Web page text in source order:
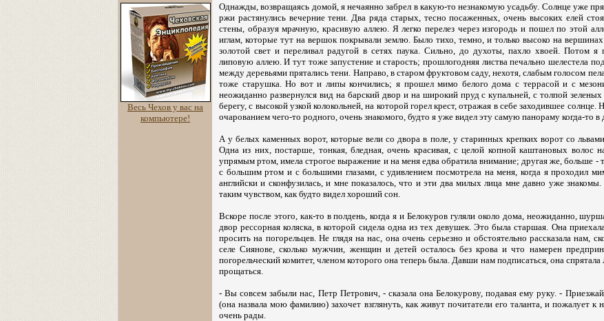
Весь Чехов у вас на
компьютере!
Однажды, возвращаясь домой, я нечаянно забрел в какую-то незнакомую усадьбу. Солнце уже
ржи растянулись вечерние тени. Два ряда старых, тесно посаженных, очень высоких елей
стены, образуя мрачную, красивую аллею. Я легко перелез через изгородь и пошел по этой
иглам, которые тут на вершок покрывали землю. Было тихо, темно, и только высоко на
золотой свет и переливал радугой в сетях паука. Сильно, до духоты, пахло хвоей. Потом я
липовую аллею. И тут тоже запустение и старость; прошлогодняя листва печально шелестела
между деревьями прятались тени. Направо, в старом фруктовом саду, нехотя, слабым голосом
тоже старушка. Но вот и липы кончились; я прошел мимо белого дома с террасой и с
неожиданно развернулся вид на барский двор и на широкий пруд с купальней, с толпой
берегу, с высокой узкой колокольней, на которой горел крест, отражая в себе заходившее солнце.
очарованием чего-то родного, очень знакомого, будто я уже видел эту самую панораму когда-то в
А у белых каменных ворот, которые вели со двора в поле, у старинных крепких ворот со
Одна из них, постарше, тонкая, бледная, очень красивая, с целой копной каштановых волос
упрямым ртом, имела строгое выражение и на меня едва обратила внимание; другая же, больше -
с большим ртом и с большими глазами, с удивлением посмотрела на меня, когда я проходил
английски и сконфузилась, и мне показалось, что и эти два милых лица мне давно уже
таким чувством, как будто видел хороший сон.
Вскоре после этого, как-то в полдень, когда я и Белокуров гуляли около дома, неожиданно,
двор рессорная коляска, в которой сидела одна из тех девушек. Это была старшая. Она
просить на погорельцев. Не глядя на нас, она очень серьезно и обстоятельно рассказала нам,
селе Сиянове, сколько мужчин, женщин и детей осталось без крова и что намерен
погорельческий комитет, членом которого она теперь была. Давши нам подписаться, она спрятала
прощаться.
- Вы совсем забыли нас, Петр Петрович, - сказала она Белокурову, подавая ему руку. -
(она назвала мою фамилию) захочет взглянуть, как живут почитатели его таланта, и пожалует к
очень рады.